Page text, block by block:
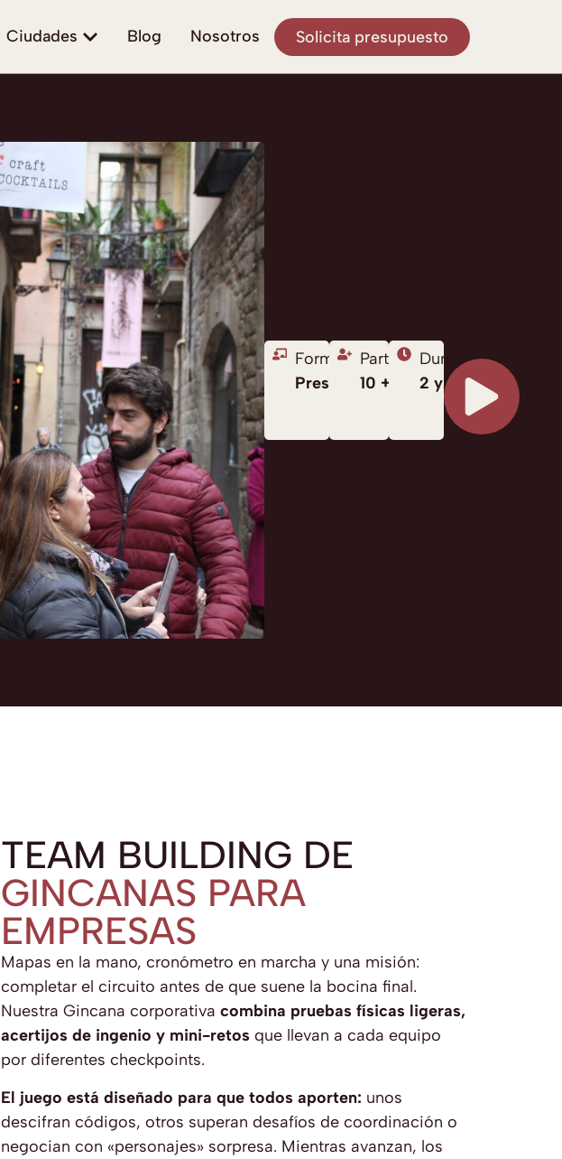
Ciudades Blog Nosotros Solicita presupuesto
Formato:
Presencial
Participantes:
10 +
Duración:
2 y 3h
TEAM BUILDING DE
GINCANAS PARA
EMPRESAS
Mapas en la mano, cronómetro en marcha y una misión:
completar el circuito antes de que suene la bocina final.
Nuestra Gincana corporativa combina pruebas físicas ligeras,
acertijos de ingenio y mini-retos que llevan a cada equipo
por diferentes checkpoints.
El juego está diseñado para que todos aporten: unos
descifran códigos, otros superan desafíos de coordinación o
negocian con «personajes» sorpresa. Mientras avanzan, los